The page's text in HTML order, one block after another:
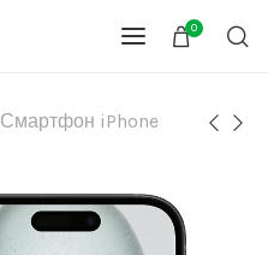
0
Смартфон iPhone